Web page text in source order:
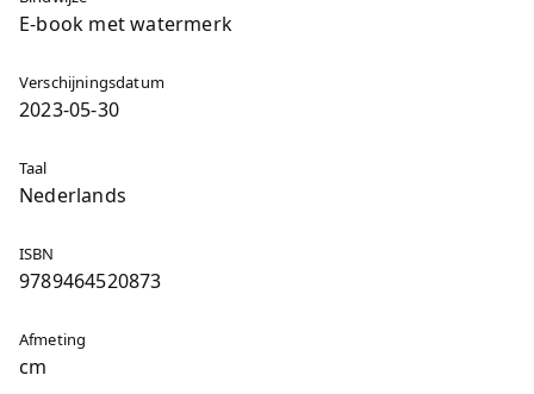
E-book met watermerk
Verschijningsdatum
2023-05-30
Taal
Nederlands
ISBN
9789464520873
Afmeting
cm